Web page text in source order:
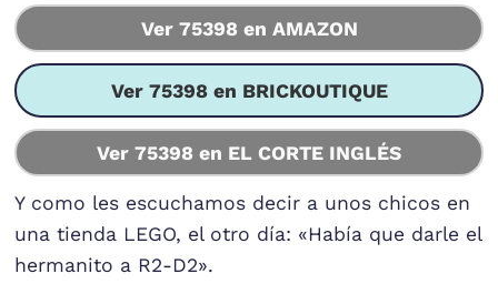
Ver 75398 en AMAZON
Ver 75398 en BRICKOUTIQUE
Ver 75398 en EL CORTE INGLÉS
Y como les escuchamos decir a unos chicos en
una tienda LEGO, el otro día: «Había que darle el
hermanito a R2-D2».